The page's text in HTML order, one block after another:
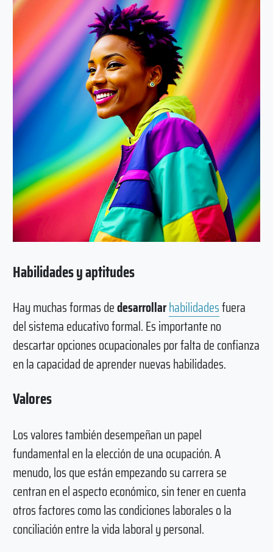
Habilidades y aptitudes
Hay muchas formas dedesarrollarhabilidadesfuera
del sistema educativo formal. Es importante no
descartar opciones ocupacionales por falta de confianza
en la capacidad de aprender nuevas habilidades.
Valores
Los valores también desempeñan un papel
fundamental en la elección de una ocupación. A
menudo, los que están empezando su carrera se
centran en el aspecto económico, sin tener en cuenta
otros factores como las condiciones laborales o la
conciliación entre la vida laboral y personal.